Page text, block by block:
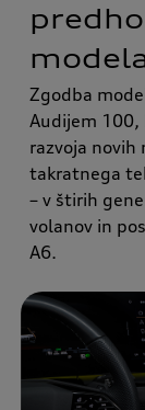
Zgodba
Audijem 100,
razvoja novih
takratnega
– v štirih
volanov in
A6.